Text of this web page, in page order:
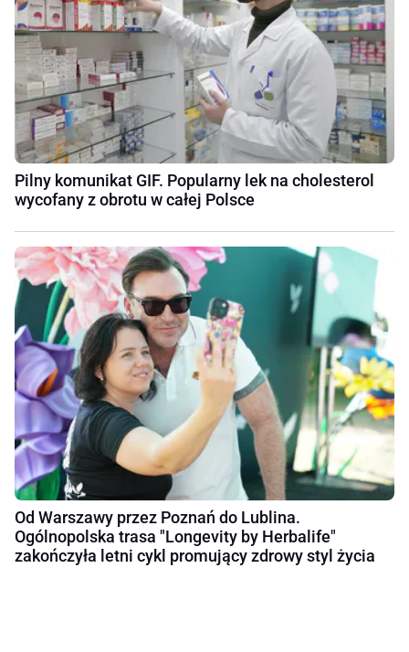
Pilny komunikat GIF. Popularny lek na cholesterol
wycofany z obrotu w całej Polsce
Od Warszawy przez Poznań do Lublina.
Ogólnopolska trasa "Longevity by Herbalife"
zakończyła letni cykl promujący zdrowy styl życia